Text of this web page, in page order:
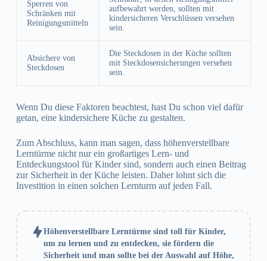
Sperren von
Schränken mit
Reinigungsmitteln
aufbewahrt werden, sollten mit
kindersicheren Verschlüssen versehen
sein.
Absichere von
Steckdosen
Die Steckdosen in der Küche sollten
mit Steckdosensicherungen versehen
sein.
Wenn Du diese Faktoren beachtest, hast Du schon viel dafür
getan, eine kindersichere Küche zu gestalten.
Zum Abschluss, kann man sagen, dass höhenverstellbare
Lerntürme nicht nur ein großartiges Lern- und
Entdeckungstool für Kinder sind, sondern auch einen Beitrag
zur Sicherheit in der Küche leisten. Daher lohnt sich die
Investition in einen solchen Lernturm auf jeden Fall.
Höhenverstellbare Lerntürme sind toll für Kinder,
um zu lernen und zu entdecken, sie fördern die
Sicherheit und man sollte bei der Auswahl auf Höhe,